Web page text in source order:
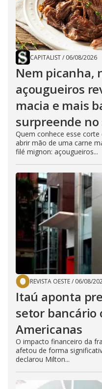
CAPITALIST/ 06/08/2026
Nem picanha,
açougueiros
macia e mais
surpreende no
Quem conhece esse
abrir mão de uma carne
filé mignon: açougueiros...
REVISTA OESTE/ 06/08/
Itaú aponta
setor bancário
Americanas
O impacto financeiro da
afetou de forma
declarou Milton...